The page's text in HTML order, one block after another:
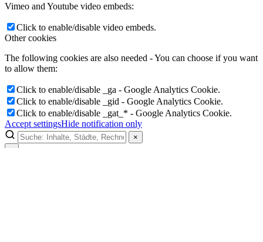
Vimeo and Youtube video embeds:
Click to enable/disable video embeds.
Other cookies
The following cookies are also needed - You can choose if you want
to allow them:
Click to enable/disable _ga - Google Analytics Cookie.
Click to enable/disable _gid - Google Analytics Cookie.
Click to enable/disable _gat_* - Google Analytics Cookie.
Accept settingsHide notification only
×
×